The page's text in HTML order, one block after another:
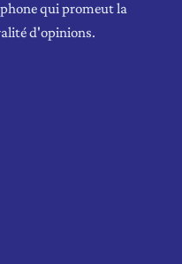
qui promeut la
d'opinions.